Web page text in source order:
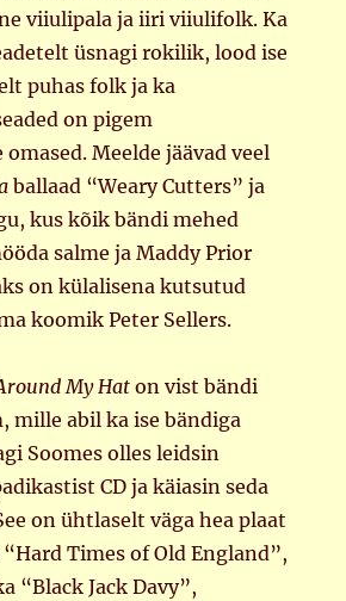
viiulipala ja iiri viiulifolk. Ka
üsnagi rokilik, lood ise
puhas folk ja ka
on pigem
Meelde jäävad veel
ballaad “Weary Cutters” ja
kus kõik bändi mehed
salme ja Maddy Prior
on külalisena kutsutud
koomik Peter Sellers.
My Haton vist bändi
mille abil ka ise bändiga
Soomes olles leidsin
CD ja käiasin seda
on ühtlaselt väga hea plaat
Times of Old England”,
“Black Jack Davy”,